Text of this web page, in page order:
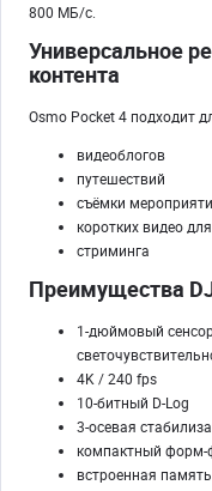
800 МБ/с.
Универсальное
контента
Osmo Pocket 4 подходит
видеоблогов
путешествий
съёмки
коротких видео
стриминга
Преимущества
1-дюймовый
4K / 240 fps
10-битный D-Log
3-осевая
компактный форм-
встроенная память